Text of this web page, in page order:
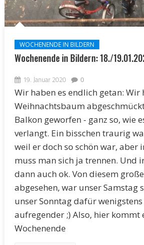
WOCHENENDE IN BILDERN
Wochenende in Bildern: 18./
19. Januar 2020 0
Wir haben es endlich getan: Wir
Weihnachtsbaum
Balkon geworfen - ganz so, wie
verlangt. Ein bisschen traurig
weil er doch so schön war, aber
muss man sich ja trennen. Und
dann auch ok. Von diesem
abgesehen, war unser Samstag
unser Sonntag dafür
aufregender ;) Also, hier kommt
Wochenende